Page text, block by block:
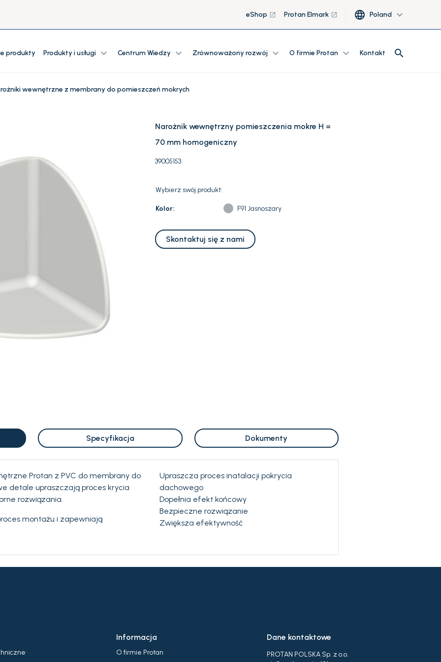
eShop launch Protan Elmark launch language Poland expand_more
produkty Produkty i usługi expand_more Centrum Wiedzy expand_more Zrównoważony rozwój expand_more O firmie Protan expand_more Kontakt search
search
wewnętrzne z membrany do pomieszczeń mokrych
Narożnik wewnętrzny pomieszczenia mokre H =
70 mm homogeniczny
39005153
Wybierz swój produkt:
Kolor: F91 Jasnoszary
Skontaktuj się z nami
Specyfikacja Dokumenty
Protan z PVC do membrany do
detale upraszczają proces krycia
rozwiązania.
montażu i zapewniają
Upraszcza proces inatalacji pokrycia
dachowego
Dopełnia efekt końcowy
Bezpieczne rozwiązanie
Zwiększa efektywność
Informacja
O firmie Protan
Dane kontaktowe
PROTAN POLSKA Sp. z o.o.